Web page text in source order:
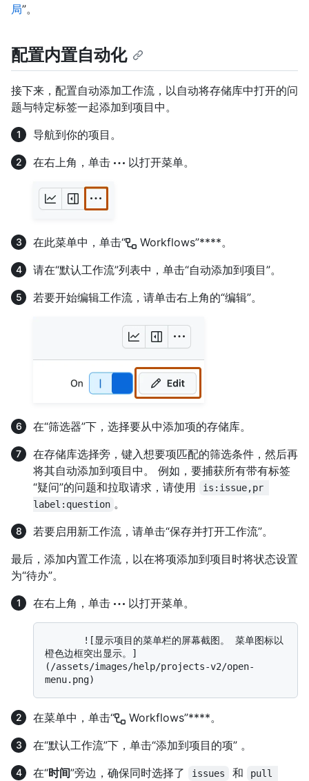
局”。
配置内置自动化
接下来，配置自动添加工作流，以自动将存储库中打开的问
题与特定标签一起添加到项目中。
导航到你的项目。
在右上角，单击
以打开菜单。
在此菜单中，单击“
Workflows”****。
请在“默认工作流”列表中，单击“自动添加到项目”。
若要开始编辑工作流，请单击右上角的“编辑”。
在“筛选器”下，选择要从中添加项的存储库。
在存储库选择旁，键入想要项匹配的筛选条件，然后再
将其自动添加到项目中。 例如，要捕获所有带有标签
“疑问”的问题和拉取请求，请使用
is:issue,pr
label:question 。
若要启用新工作流，请单击“保存并打开工作流”。
最后，添加内置工作流，以在将项添加到项目时将状态设置
为“待办”。
在右上角，单击
以打开菜单。
橙色边框突出显示。]
(/assets/images/help/projects-v2/open-
在菜单中，单击“
Workflows”****。
在“默认工作流”下，单击“添加到项目的项” 。
在“时间”旁边，确保同时选择了 issues 和
pull